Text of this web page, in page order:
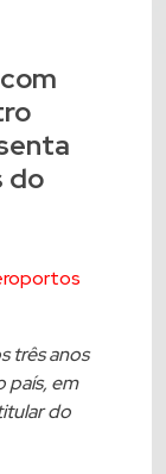
do
três anos
país, em
do